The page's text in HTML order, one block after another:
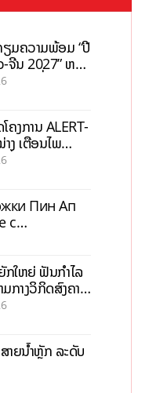
ຽມຄວາມພ້ອມ “ປີ
ຈີນ 2027” ຫວັງ
ທ້ອງຖິ່ນ
ຄງການ ALERT-
ງ ເຕືອນໄພ
ວປະເທດ
Пин Ап
с
ໃຫຍ່ ຟັນກຳໄລ
ກາງວິກິດສົງຄາມ
າຍນໍ້າຫຼັກ ລະດັບ